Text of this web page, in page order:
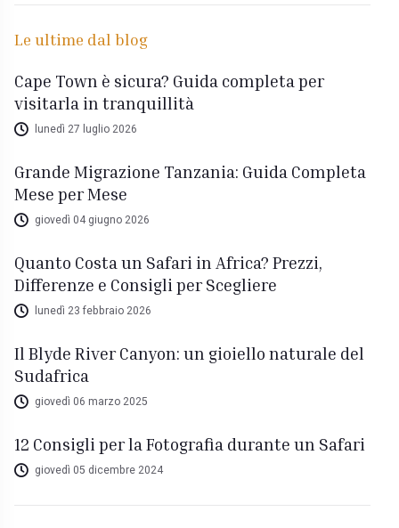
Le ultime dal blog
Cape Town è sicura? Guida completa per
visitarla in tranquillità
lunedì 27 luglio 2026
Grande Migrazione Tanzania: Guida Completa
Mese per Mese
giovedì 04 giugno 2026
Quanto Costa un Safari in Africa? Prezzi,
Differenze e Consigli per Scegliere
lunedì 23 febbraio 2026
Il Blyde River Canyon: un gioiello naturale del
Sudafrica
giovedì 06 marzo 2025
12 Consigli per la Fotografia durante un Safari
giovedì 05 dicembre 2024